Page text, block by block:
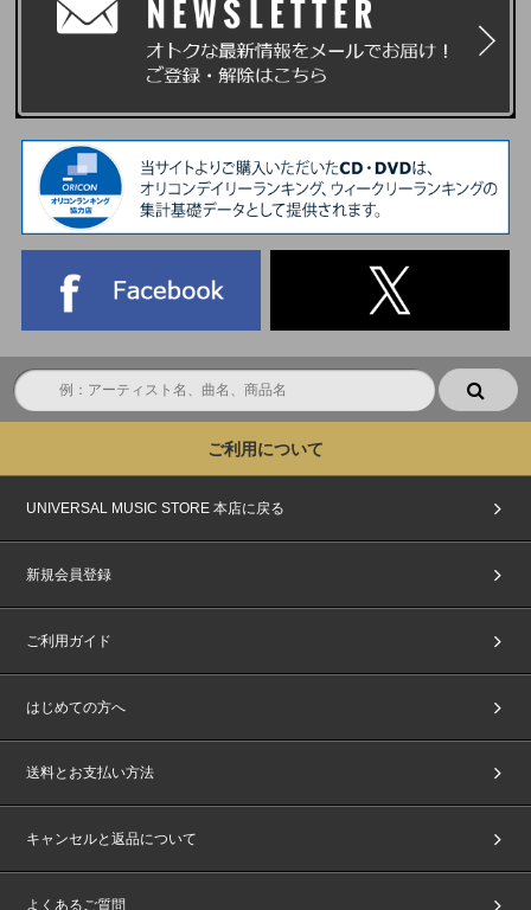
ご利用について
UNIVERSAL MUSIC STORE 本店に戻る
新規会員登録
ご利用ガイド
はじめての方へ
送料とお支払い方法
キャンセルと返品について
よくあるご質問